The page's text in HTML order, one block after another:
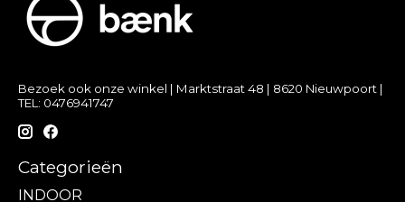
Bezoek ook onze winkel | Marktstraat 48 | 8620 Nieuwpoort |
TEL: 0476941747
Categorieën
INDOOR